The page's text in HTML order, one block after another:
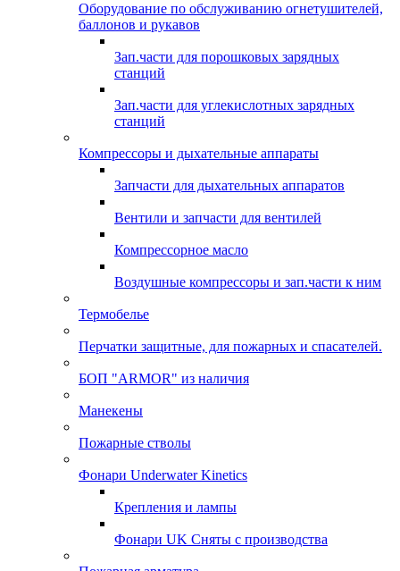
Оборудование по обслуживанию огнетушителей,
баллонов и рукавов
Зап.части для порошковых зарядных
станций
Зап.части для углекислотных зарядных
станций
Компрессоры и дыхательные аппараты
Запчасти для дыхательных аппаратов
Вентили и запчасти для вентилей
Компрессорное масло
Воздушные компрессоры и зап.части к ним
Термобелье
Перчатки защитные, для пожарных и спасателей.
БОП "ARMOR" из наличия
Манекены
Пожарные стволы
Фонари Underwater Kinetics
Крепления и лампы
Фонари UK Сняты с производства